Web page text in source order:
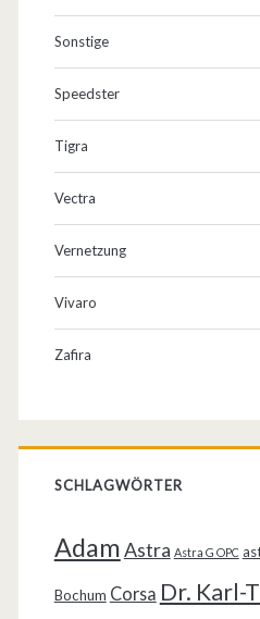
Sonstige
Speedster
Tigra
Vectra
Vernetzung
Vivaro
Zafira
SCHLAGWÖRTER
AdamAstra Astra G OPC
Bochum Corsa Dr. Karl-